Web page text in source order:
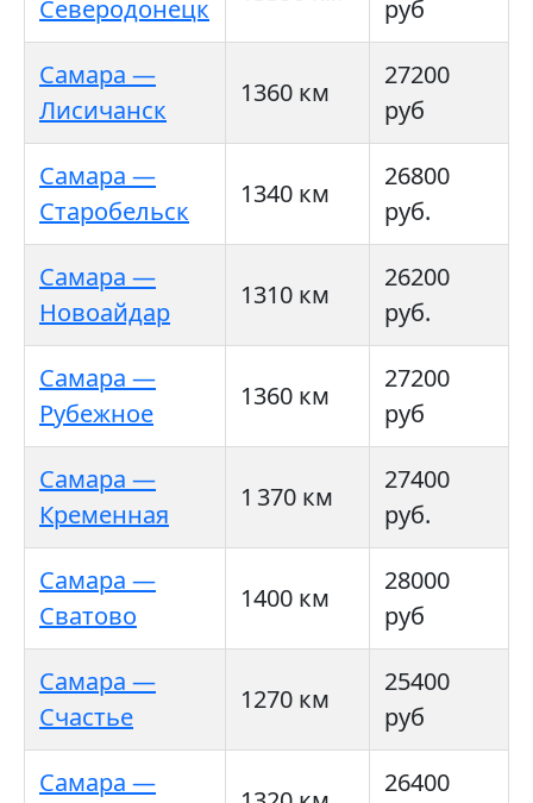
Северодонецк
руб
Самара —
Лисичанск
1360 км
27200
руб
Самара —
Старобельск
1340 км
26800
руб.
Самара —
Новоайдар
1310 км
26200
руб.
Самара —
Рубежное
1360 км
27200
руб
Самара —
Кременная
1 370 км
27400
руб.
Самара —
Сватово
1400 км
28000
руб
Самара —
Счастье
1270 км
25400
руб
Самара —
26400